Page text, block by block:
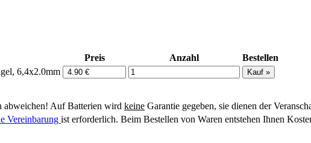
Preis Anzahl
Bestellen
6,4x2.0mm
abweichen! Auf Batterien wird keine Garantie gegeben, sie dienen der
Vereinbarung ist erforderlich. Beim Bestellen von Waren entstehen Ihnen